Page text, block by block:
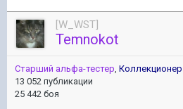
[W_WST]
Temnokot
Старший альфа-тестер Коллекционер
13 052 публикации
25 442 боя